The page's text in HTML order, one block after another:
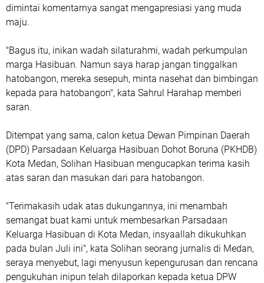
dimintai komentarnya sangat mengapresiasi yang muda
maju.
"Bagus itu, inikan wadah silaturahmi, wadah perkumpulan
marga Hasibuan. Namun saya harap jangan tinggalkan
hatobangon, mereka sesepuh, minta nasehat dan bimbingan
kepada para hatobangon", kata Sahrul Harahap memberi
saran.
Ditempat yang sama, calon ketua Dewan Pimpinan Daerah
(DPD) Parsadaan Keluarga Hasibuan Dohot Boruna (PKHDB)
Kota Medan, Solihan Hasibuan mengucapkan terima kasih
atas saran dan masukan dari para hatobangon.
"Terimakasih udak atas dukungannya, ini menambah
semangat buat kami untuk membesarkan Parsadaan
Keluarga Hasibuan di Kota Medan, insyaallah dikukuhkan
pada bulan Juli ini", kata Solihan seorang jurnalis di Medan,
seraya menyebut, lagi menyusun kepengurusan dan rencana
pengukuhan inipun telah dilaporkan kepada ketua DPW